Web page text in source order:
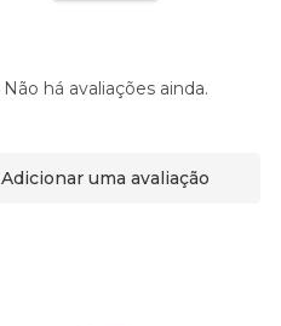
Não há avaliações ainda.
Adicionar uma avaliação